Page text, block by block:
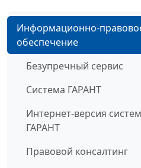
Информационно-
обеспечение
Безупречный сервис
Система ГАРАНТ
Интернет-версия
ГАРАНТ
Правовой консалтинг